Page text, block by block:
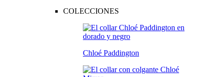
COLECCIONES
Chloé Paddington